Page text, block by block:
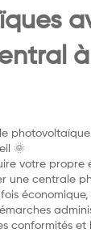
🌞
votre propre
une centrale
conformités et